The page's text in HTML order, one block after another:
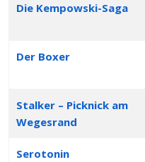
Die Kempowski-Saga
Der Boxer
Stalker – Picknick am
Wegesrand
Serotonin